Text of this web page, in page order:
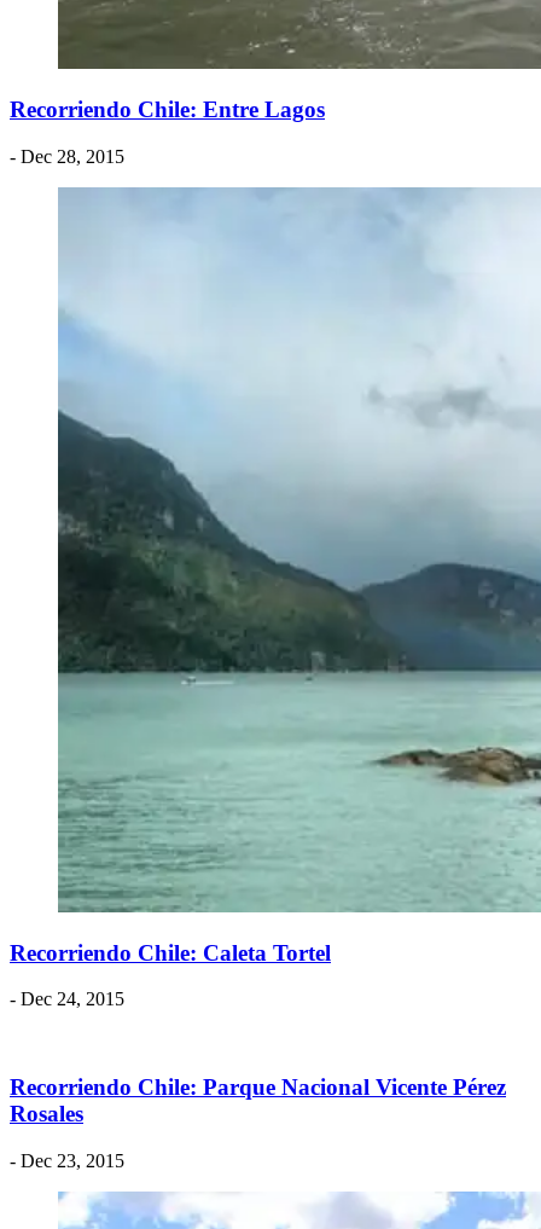
Recorriendo Chile: Entre Lagos
- Dec 28, 2015
Recorriendo Chile: Caleta Tortel
- Dec 24, 2015
Recorriendo Chile: Parque Nacional Vicente Pérez
Rosales
- Dec 23, 2015